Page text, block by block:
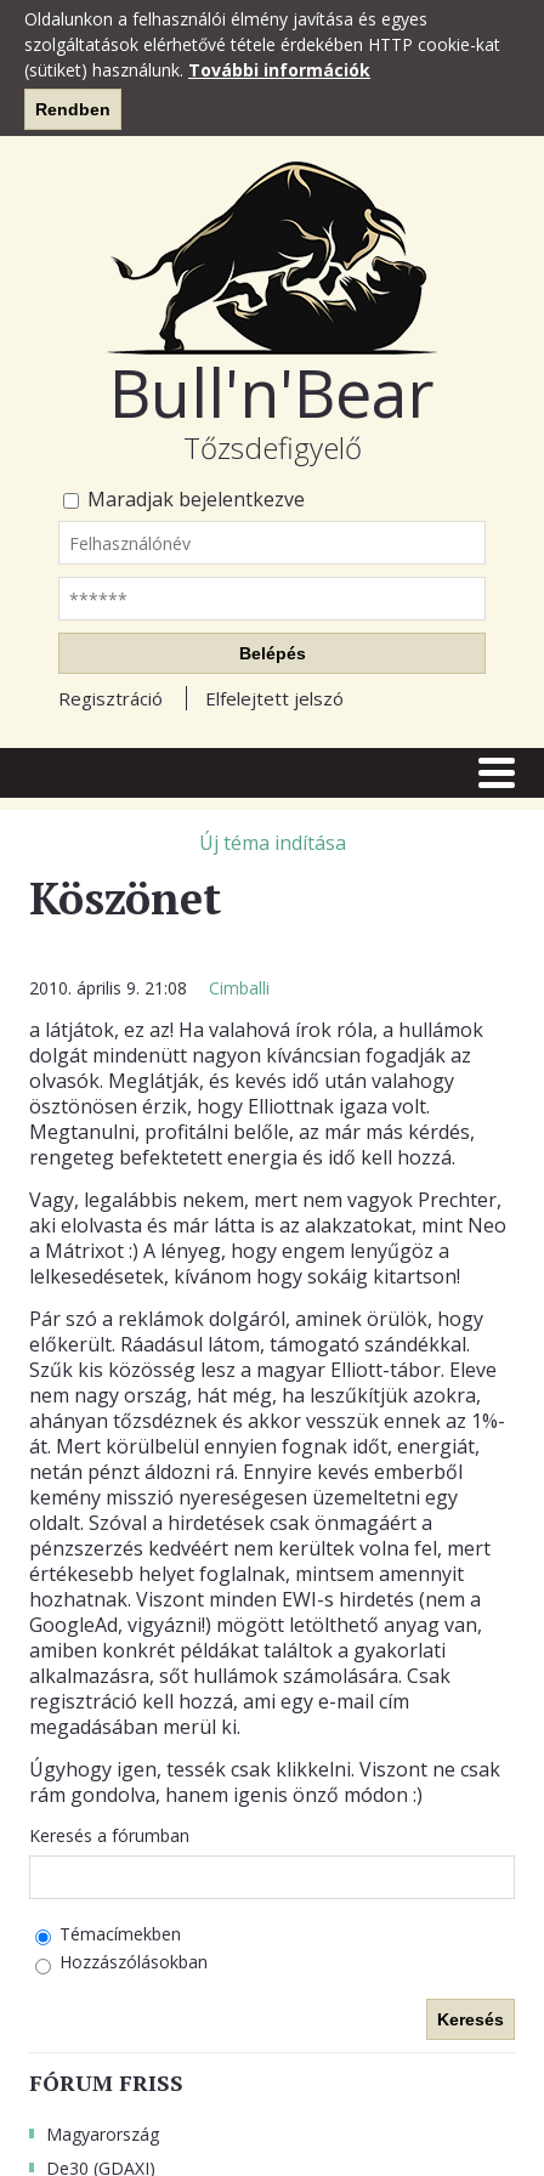
Oldalunkon a felhasználói élmény javítása és egyes
szolgáltatások elérhetővé tétele érdekében HTTP cookie-kat
(sütiket) használunk. További információk
Rendben
Bull'n'Bear
Tőzsdefigyelő
Maradjak bejelentkezve
Felhasználónév
Jelszó
Belépés
Regisztráció Elfelejtett jelszó
TŐZSDE FÓRUM
RSS OLVASÓ
BLOGOK
ELŐFIZETÉS
KAPCSOLAT
Új téma indítása
Köszönet
2010. április 9. 21:08 Cimballi
a látjátok, ez az! Ha valahová írok róla, a hullámok
dolgát mindenütt nagyon kíváncsian fogadják az
olvasók. Meglátják, és kevés idő után valahogy
ösztönösen érzik, hogy Elliottnak igaza volt.
Megtanulni, profitálni belőle, az már más kérdés,
rengeteg befektetett energia és idő kell hozzá.
Vagy, legalábbis nekem, mert nem vagyok Prechter,
aki elolvasta és már látta is az alakzatokat, mint Neo
a Mátrixot :) A lényeg, hogy engem lenyűgöz a
lelkesedésetek, kívánom hogy sokáig kitartson!
Pár szó a reklámok dolgáról, aminek örülök, hogy
előkerült. Ráadásul látom, támogató szándékkal.
Szűk kis közösség lesz a magyar Elliott-tábor. Eleve
nem nagy ország, hát még, ha leszűkítjük azokra,
ahányan tőzsdéznek és akkor vesszük ennek az 1%-
át. Mert körülbelül ennyien fognak időt, energiát,
netán pénzt áldozni rá. Ennyire kevés emberből
kemény misszió nyereségesen üzemeltetni egy
oldalt. Szóval a hirdetések csak önmagáért a
pénzszerzés kedvéért nem kerültek volna fel, mert
értékesebb helyet foglalnak, mintsem amennyit
hozhatnak. Viszont minden EWI-s hirdetés (nem a
GoogleAd, vigyázni!) mögött letölthető anyag van,
amiben konkrét példákat találtok a gyakorlati
alkalmazásra, sőt hullámok számolására. Csak
regisztráció kell hozzá, ami egy e-mail cím
megadásában merül ki.
Úgyhogy igen, tessék csak klikkelni. Viszont ne csak
rám gondolva, hanem igenis önző módon :)
Keresés a fórumban
Témacímekben
Hozzászólásokban
Keresés
FÓRUM FRISS
Magyarország
De30 (GDAXI)